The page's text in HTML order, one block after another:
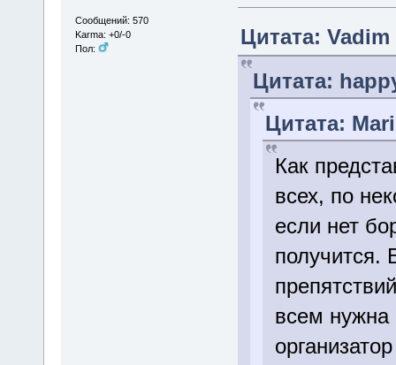
Сообщений: 570
Karma: +0/-0
Пол:
Цитата:
Цитата:
Цитата:
Как
всех, по
если нет
получится.
всем нужна